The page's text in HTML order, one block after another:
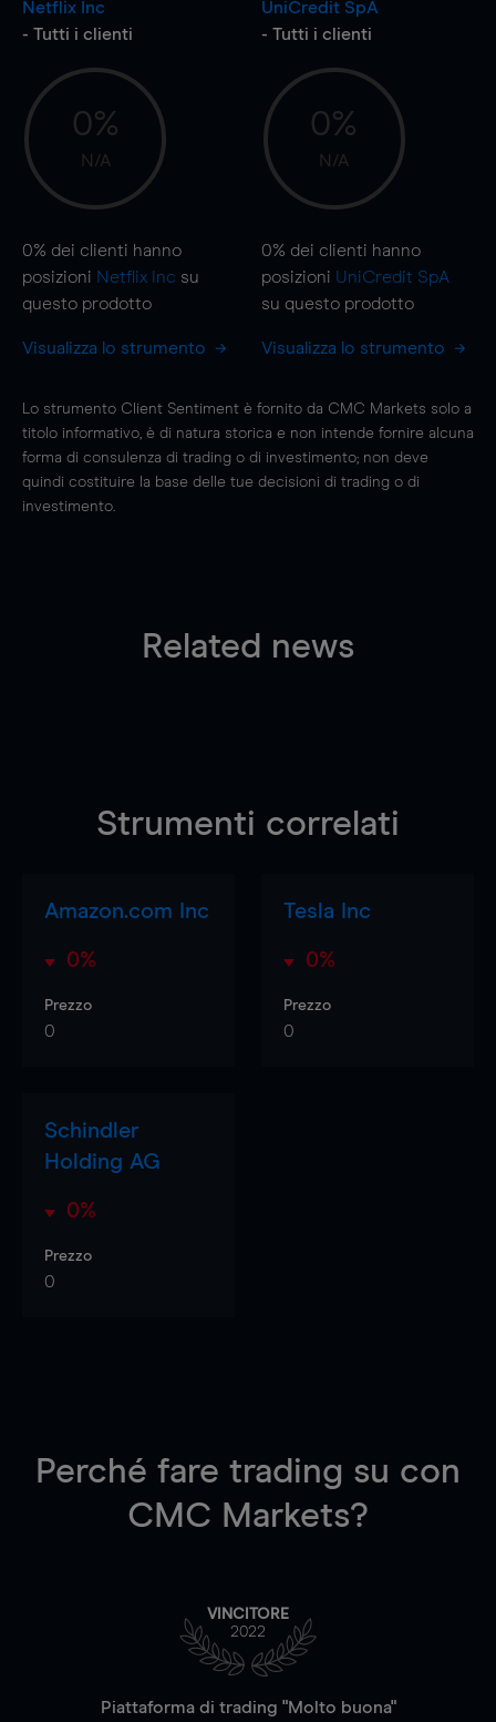
Netflix Inc
- Tutti i clienti
0%
N/A
0% dei clienti hanno
posizioni Netflix Inc su
questo prodotto
Visualizza lo strumento
UniCredit SpA
- Tutti i clienti
0%
N/A
0% dei clienti hanno
posizioni UniCredit SpA
su questo prodotto
Visualizza lo strumento
Lo strumento Client Sentiment è fornito da CMC Markets solo a
titolo informativo, è di natura storica e non intende fornire alcuna
forma di consulenza di trading o di investimento; non deve
quindi costituire la base delle tue decisioni di trading o di
investimento.
Related news
Strumenti correlati
Amazon.com Inc
0%
Prezzo
0
Tesla Inc
0%
Prezzo
0
Schindler
Holding AG
0%
Prezzo
0
Perché fare trading su con
CMC Markets?
VINCITORE
2022
Piattaforma di trading "Molto buona"